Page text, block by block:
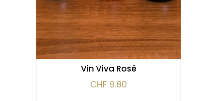
VOIR LE PRODUIT
Vin Viva Rosé
CHF 9.80